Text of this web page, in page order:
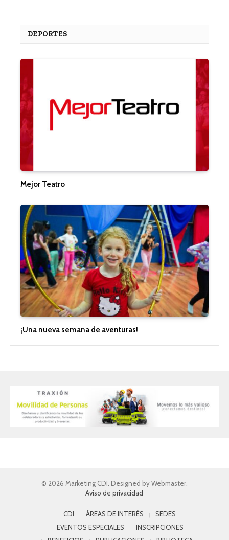
DEPORTES
Mejor Teatro
¡Una nueva semana de aventuras!
© 2026 Marketing CDI. Designed by Webmaster.
Aviso de privacidad
CDI ÁREAS DE INTERÉS
SEDES
EVENTOS ESPECIALES
INSCRIPCIONES